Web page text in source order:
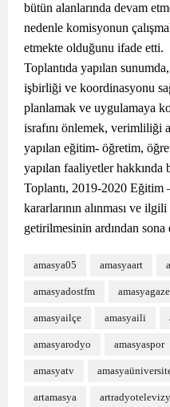
bütün alanlarında devam
nedenle komisyonun
etmekte olduğunu ifade etti.
Toplantıda yapılan
işbirliği ve koordinasyonu
planlamak ve uygulamaya
israfını önlemek, verimliliği
yapılan eğitim- öğretim,
yapılan faaliyetler
Toplantı, 2019-2020 Eğitim
kararlarının alınması ve
getirilmesinin ardından sona
amasya05 amasyaart
amasyadostfm
amasyailçe amasyaili
amasyarodyo amasyaspor
amasyatv
artamasya